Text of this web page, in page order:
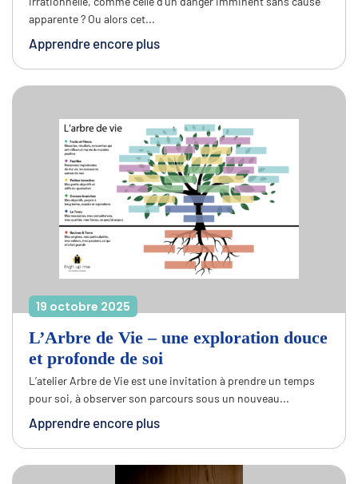
apparente ? Ou alors cet...
Apprendre encore plus
19 octobre 2025
L’Arbre de Vie – une exploration douce
et profonde de soi
L’atelier Arbre de Vie est une invitation à prendre un temps
pour soi, à observer son parcours sous un nouveau...
Apprendre encore plus